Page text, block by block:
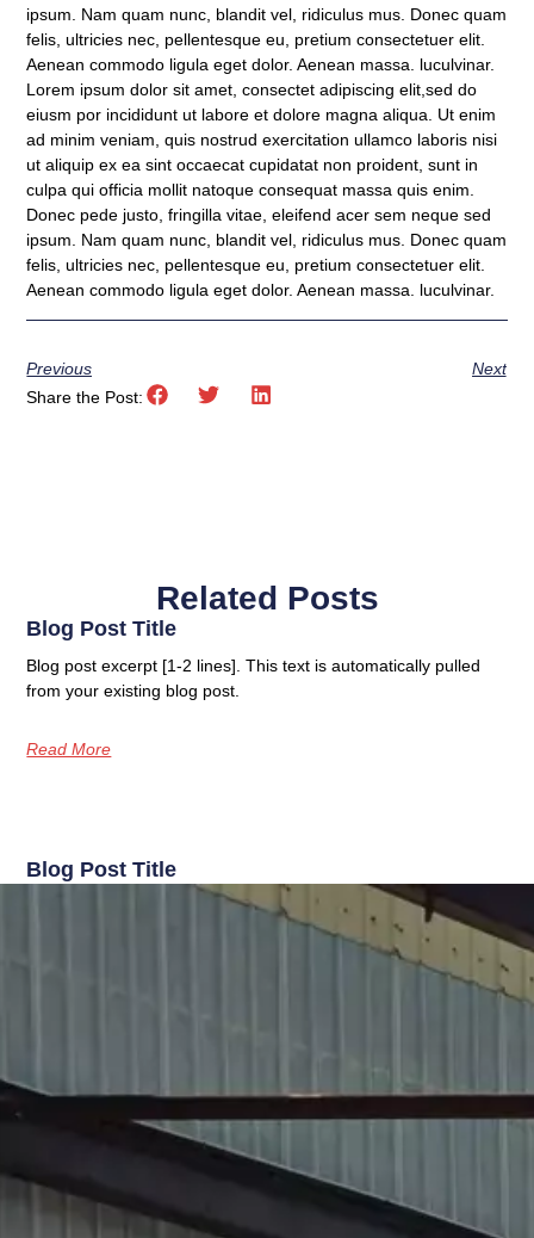
ipsum. Nam quam nunc, blandit vel, ridiculus mus. Donec quam
felis, ultricies nec, pellentesque eu, pretium consectetuer elit.
Aenean commodo ligula eget dolor. Aenean massa. luculvinar.
Lorem ipsum dolor sit amet, consectet adipiscing elit,sed do
eiusm por incididunt ut labore et dolore magna aliqua. Ut enim
ad minim veniam, quis nostrud exercitation ullamco laboris nisi
ut aliquip ex ea sint occaecat cupidatat non proident, sunt in
culpa qui officia mollit natoque consequat massa quis enim.
Donec pede justo, fringilla vitae, eleifend acer sem neque sed
ipsum. Nam quam nunc, blandit vel, ridiculus mus. Donec quam
felis, ultricies nec, pellentesque eu, pretium consectetuer elit.
Aenean commodo ligula eget dolor. Aenean massa. luculvinar.
Previous
Next
Share the Post:
Related Posts
Blog Post Title
Blog post excerpt [1-2 lines]. This text is automatically pulled
from your existing blog post.
Read More
Blog Post Title
Blog post excerpt [1-2 lines]. This text is automatically pulled